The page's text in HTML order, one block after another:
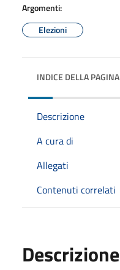
Argomenti:
Elezioni
INDICE DELLA PAGINA
Descrizione
A cura di
Allegati
Contenuti correlati
Descrizione